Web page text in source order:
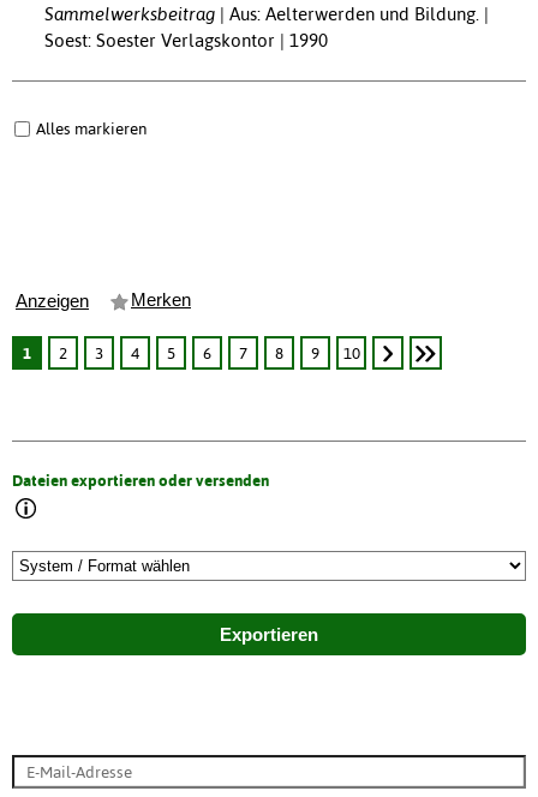
Sammelwerksbeitrag
Aus: Aelterwerden und Bildung. |
Soest: Soester Verlagskontor | 1990
Alles markieren
Anzeigen Merken
1 2 3 4 5 6 7 8 9 10
Dateien exportieren oder versenden
Exportieren